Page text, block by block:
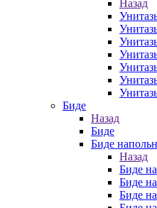
Назад
Биде
Назад
Биде
Биде
Назад
Биде
Биде
Биде